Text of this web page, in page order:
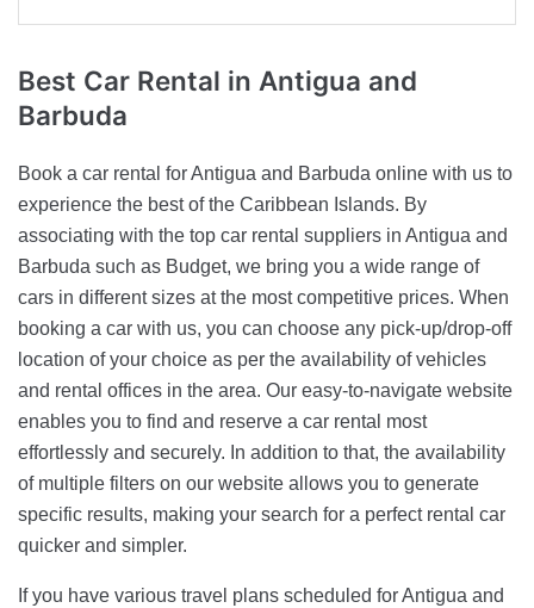
Best Car Rental in Antigua and
Barbuda
Book a car rental for Antigua and Barbuda online with us to
experience the best of the Caribbean Islands. By
associating with the top car rental suppliers in Antigua and
Barbuda such as Budget, we bring you a wide range of
cars in different sizes at the most competitive prices. When
booking a car with us, you can choose any pick-up/drop-off
location of your choice as per the availability of vehicles
and rental offices in the area. Our easy-to-navigate website
enables you to find and reserve a car rental most
effortlessly and securely. In addition to that, the availability
of multiple filters on our website allows you to generate
specific results, making your search for a perfect rental car
quicker and simpler.
If you have various travel plans scheduled for Antigua and